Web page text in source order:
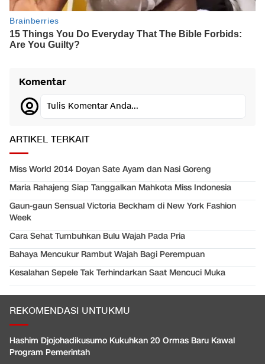
Komentar
Tulis Komentar Anda...
ARTIKEL TERKAIT
Miss World 2014 Doyan Sate Ayam dan Nasi Goreng
Maria Rahajeng Siap Tanggalkan Mahkota Miss Indonesia
Gaun-gaun Sensual Victoria Beckham di New York Fashion
Week
Cara Sehat Tumbuhkan Bulu Wajah Pada Pria
Bahaya Mencukur Rambut Wajah Bagi Perempuan
Kesalahan Sepele Tak Terhindarkan Saat Mencuci Muka
REKOMENDASI UNTUKMU
Hashim Djojohadikusumo Kukuhkan 20 Ormas Baru Kawal
Program Pemerintah